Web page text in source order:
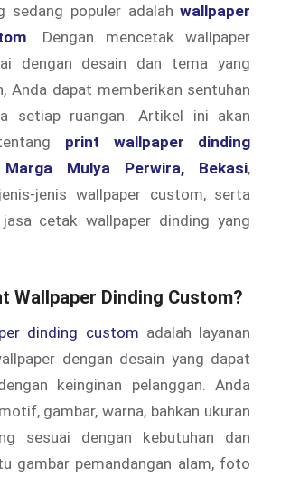
sedang populer adalahwallpaper
. Dengan mencetak wallpaper
dengan desain dan tema yang
Anda dapat memberikan sentuhan
setiap ruangan. Artikel ini akan
print wallpaper dinding
Mulya Perwira, Bekasi,
jenis wallpaper custom, serta
cetak wallpaper dinding yang
Wallpaper Dinding Custom?
dinding custom adalah layanan
dengan desain yang dapat
keinginan pelanggan. Anda
gambar, warna, bahkan ukuran
sesuai dengan kebutuhan dan
gambar pemandangan alam, foto